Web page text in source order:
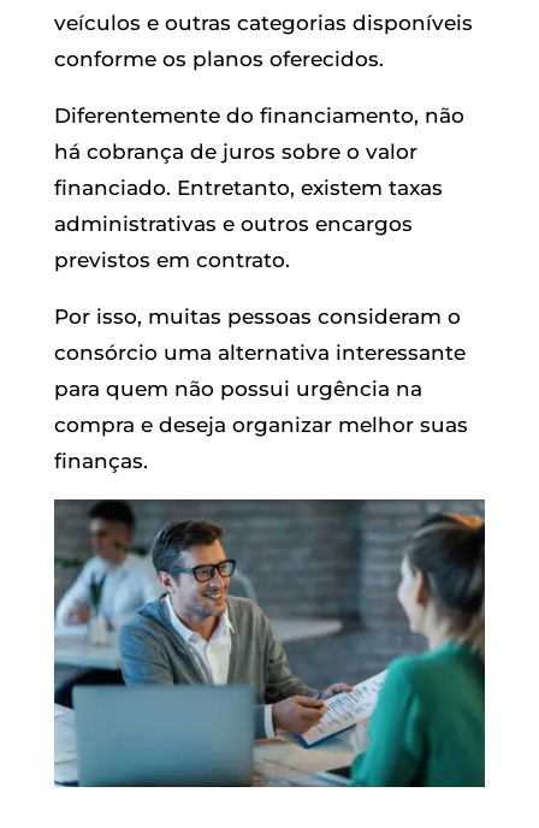
veículos e outras categorias disponíveis
conforme os planos oferecidos.
Diferentemente do financiamento, não
há cobrança de juros sobre o valor
financiado. Entretanto, existem taxas
administrativas e outros encargos
previstos em contrato.
Por isso, muitas pessoas consideram o
consórcio uma alternativa interessante
para quem não possui urgência na
compra e deseja organizar melhor suas
finanças.